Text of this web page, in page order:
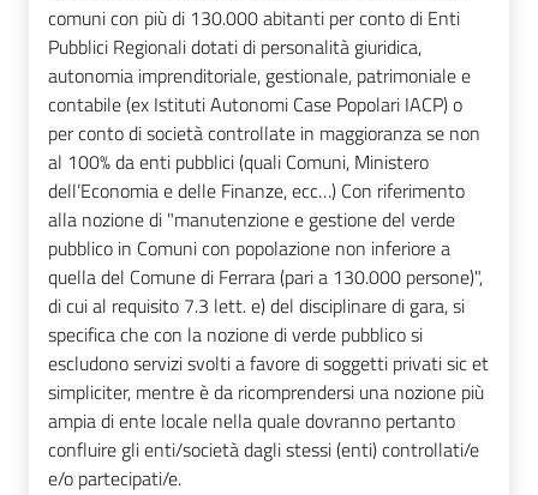
comuni con più di 130.000 abitanti per conto di Enti
Pubblici Regionali dotati di personalità giuridica,
autonomia imprenditoriale, gestionale, patrimoniale e
contabile (ex Istituti Autonomi Case Popolari IACP) o
per conto di società controllate in maggioranza se non
al 100% da enti pubblici (quali Comuni, Ministero
dell’Economia e delle Finanze, ecc…) Con riferimento
alla nozione di "manutenzione e gestione del verde
pubblico in Comuni con popolazione non inferiore a
quella del Comune di Ferrara (pari a 130.000 persone)",
di cui al requisito 7.3 lett. e) del disciplinare di gara, si
specifica che con la nozione di verde pubblico si
escludono servizi svolti a favore di soggetti privati sic et
simpliciter, mentre è da ricomprendersi una nozione più
ampia di ente locale nella quale dovranno pertanto
confluire gli enti/società dagli stessi (enti) controllati/e
e/o partecipati/e.